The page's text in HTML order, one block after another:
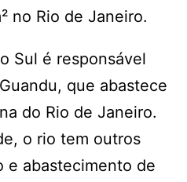
no Rio de Janeiro.
Sul é responsável
que abastece
do Rio de Janeiro.
o rio tem outros
e abastecimento de